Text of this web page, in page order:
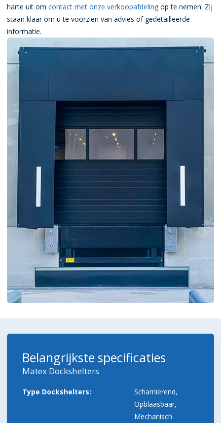
harte uit om contact met onze verkoopafdeling op te nemen. Zij
staan klaar om u te voorzien van advies of gedetailleerde
informatie.
Belangrijkste specificaties
Matex Dockshelters
Type Dockshelters:
Scharnierend,
Opblaasbaar,
Mechanisch